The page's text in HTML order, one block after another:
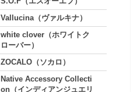
Vallucina（ヴァルキナ）
white clover（ホワイトク
ローバー）
ZOCALO（ソカロ）
Native Accessory Collecti
on（インディアンジュエリ